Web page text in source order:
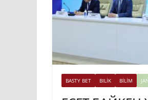
BASTY BET BILİK BİLİM